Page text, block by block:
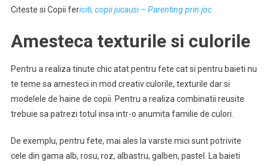
Citeste si Copii fericiti, copii jucausi – Parenting prin joc
Amesteca texturile si culorile
Pentru a realiza tinute chic atat pentru fete cat si pentru baieti nu
te teme sa amesteci in mod creativ culorile, texturile dar si
modelele de haine de copii. Pentru a realiza combinatii reusite
trebuie sa patrezi totul insa intr-o anumita familie de culori.
De exemplu, pentru fete, mai ales la varste mici sunt potrivite
cele din gama alb, rosu, roz, albastru, galben, pastel. La baieti